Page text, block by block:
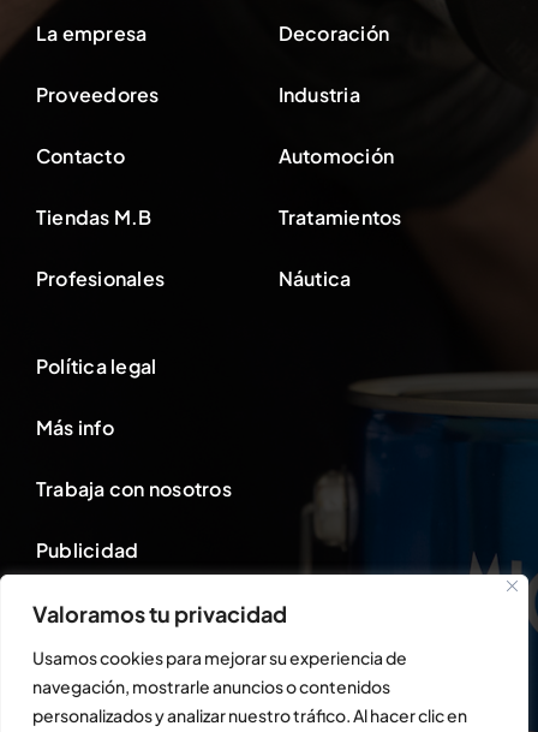
Valoramos tu privacidad
Usamos cookies para mejorar su experiencia de
navegación, mostrarle anuncios o contenidos
personalizados y analizar nuestro tráfico. Al hacer clic en
La empresa
Proveedores
Contacto
Tiendas M.B
Profesionales
Decoración
Industria
Automoción
Tratamientos
Náutica
Política legal
Más info
Trabaja con nosotros
Publicidad